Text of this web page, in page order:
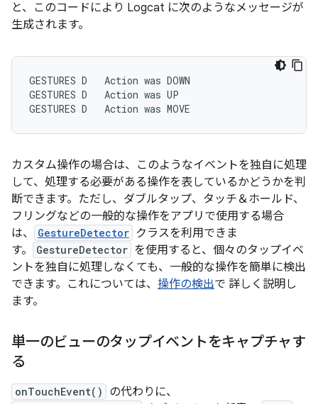
と、このコードにより Logcat に次のようなメッセージが
生成されます。
GESTURES D Action was DOWN
GESTURES D Action was UP
GESTURES D Action was MOVE
カスタム操作の場合は、このようなイベントを独自に処理
して、処理する必要がある操作を表しているかどうかを判
断できます。ただし、ダブルタップ、タッチ＆ホールド、
フリングなどの一般的な操作をアプリで使用する場合
は、
GestureDetector クラスを利用できま
す。
GestureDetector を使用すると、個々のタップイベ
ントを独自に処理しなくても、一般的な操作を簡単に検出
できます。これについては、 操作の検出で 詳しく説明し
ます。
単一のビューのタップイベントをキャプチャす
る
onTouchEvent() の代わりに、